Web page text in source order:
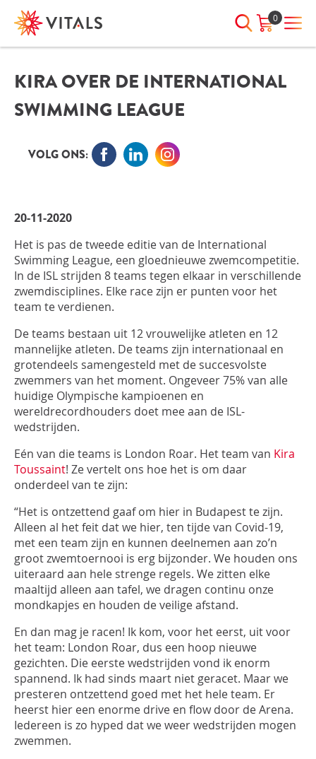
0
HEB JE VRAGEN?
We staan elke dag voor je klaar!
helpen, neem dan contact met
ons op:
INLOGGEN
vergeten?
wachtwoord
Blijf ingelogd
KIRA OVER DE INTERNATIONAL
SWIMMING LEAGUE
VOLG ONS:
20-11-2020
Het is pas de tweede editie van de International
Swimming League, een gloednieuwe zwemcompetitie.
In de ISL strijden 8 teams tegen elkaar in verschillende
zwemdisciplines. Elke race zijn er punten voor het
team te verdienen.
De teams bestaan uit 12 vrouwelijke atleten en 12
mannelijke atleten. De teams zijn internationaal en
grotendeels samengesteld met de succesvolste
zwemmers van het moment. Ongeveer 75% van alle
huidige Olympische kampioenen en
wereldrecordhouders doet mee aan de ISL-
wedstrijden.
Eén van die teams is London Roar. Het team van Kira
Toussaint! Ze vertelt ons hoe het is om daar
onderdeel van te zijn:
“Het is ontzettend gaaf om hier in Budapest te zijn.
Alleen al het feit dat we hier, ten tijde van Covid-19,
met een team zijn en kunnen deelnemen aan zo’n
groot zwemtoernooi is erg bijzonder. We houden ons
uiteraard aan hele strenge regels. We zitten elke
maaltijd alleen aan tafel, we dragen continu onze
mondkapjes en houden de veilige afstand.
En dan mag je racen! Ik kom, voor het eerst, uit voor
het team: London Roar, dus een hoop nieuwe
gezichten. Die eerste wedstrijden vond ik enorm
spannend. Ik had sinds maart niet geracet. Maar we
presteren ontzettend goed met het hele team. Er
heerst hier een enorme drive en flow door de Arena.
Iedereen is zo hyped dat we weer wedstrijden mogen
zwemmen.